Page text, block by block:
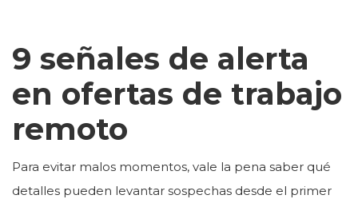
9 señales de alerta
en ofertas de trabajo
remoto
Para evitar malos momentos, vale la pena saber qué
detalles pueden levantar sospechas desde el primer